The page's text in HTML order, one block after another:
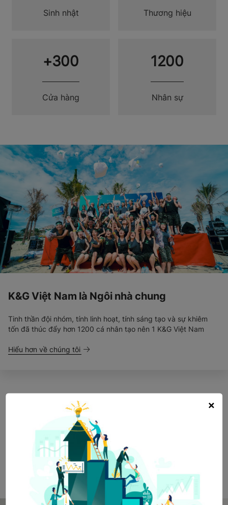
Sinh nhật Thương hiệu
+300
Cửa hàng
1200
Nhân sự
K&G Việt Nam là Ngôi nhà chung
Tinh thần đội nhóm, tính linh hoạt, tính sáng tạo và sự khiêm
tốn đã thúc đẩy hơn 1200 cá nhân tạo nên 1 K&G Việt Nam
Hiểu hơn về chúng tôi
Bên trong chúng tôi
Nhân sự của chúng tôi trẻ trung, hiện đại, năng động, có động
lực và đam mê với thời trang với những điều khác biệt để đóng
góp. Họ luôn hết mình với công việc, cuộc sống, luôn sáng tạo,
chuyên nghiệp và chủ động, không ngừng nghỉ.
×